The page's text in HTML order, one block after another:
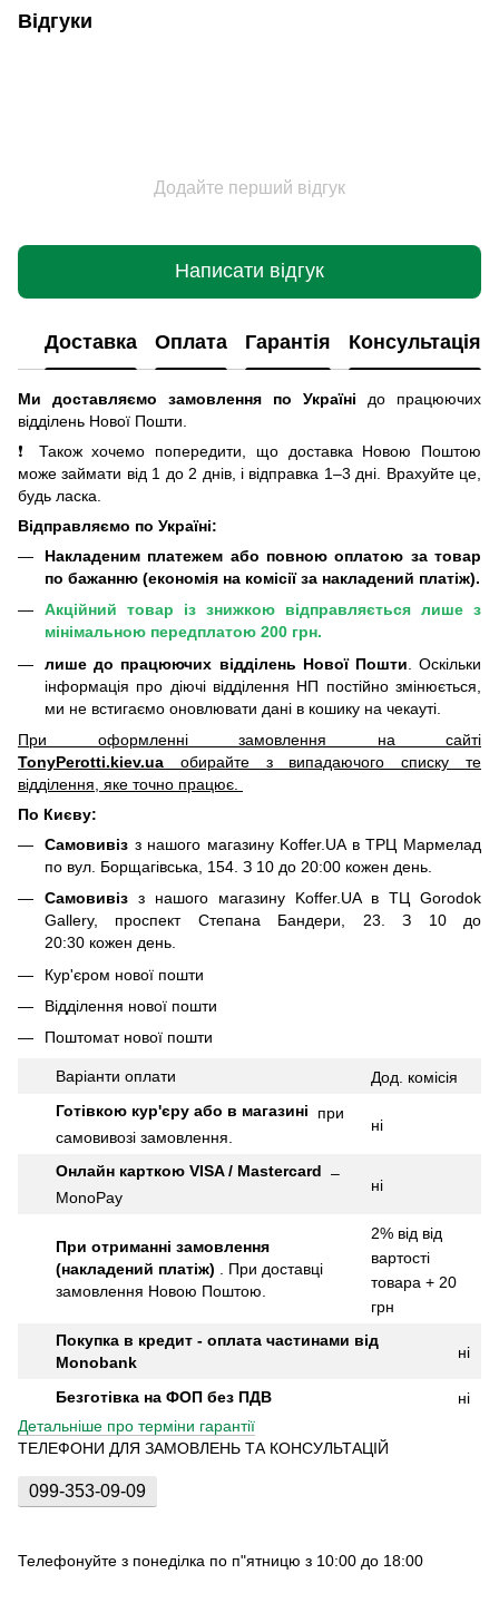
Відгуки
Додайте перший відгук
Написати відгук
Доставка Оплата Гарантія Консультація
Ми доставляємо замовлення по Україні
до працюючих
відділень Нової Пошти
❗ Також хочемо попередити, що доставка Новою Поштою
може займати від 1 до 2 днів, і відправка 1–3 дні. Врахуйте це,
будь ласка.
Відправляємо по Україні:
Накладеним платежем або повною оплатою за товар
по бажанню (економія на комісії за накладений платіж).
Акційний товар із знижкою відправляється лише з
мінімальною передплатою 200 грн.
лише до працюючих відділень Нової Пошти . Оскільки
інформація про діючі відділення НП постійно змінюється,
ми не встигаємо оновлювати дані в кошику на чекауті.
При оформленні замовлення на сайті
TonyPerotti.kiev.ua обирайте з випадаючого списку те
відділення, яке точно працює.
По Києву:
Самовивіз з нашого магазину Koffer.UA в ТРЦ Мармелад
по вул. Борщагівська, 154. З 10 до 20:00 кожен день.
Самовивіз з нашого магазину Koffer.UA в ТЦ Gorodok
Gallery, проспект Степана Бандери, 23. З 10 до
20:30 кожен день.
Кур'єром нової пошти
Відділення нової пошти
Поштомат нової пошти
Варіанти оплати Дод. комісія
Готівкою кур'єру або в магазині при
самовивозі замовлення.
ні
Онлайн карткою VISA / Mastercard –
MonoPay
ні
При отриманні замовлення
(накладений платіж)
При доставці
замовлення Новою Поштою.
2% від від
вартості
товара + 20
грн
Покупка в кредит - оплата частинами від
Monobank
ні
Безготівка на ФОП без ПДВ
ні
Детальніше про терміни гарантії
ТЕЛЕФОНИ ДЛЯ ЗАМОВЛЕНЬ ТА КОНСУЛЬТАЦІЙ
099-353-09-09
Телефонуйте з понеділка по п"ятницю з 10:00 до 18:00